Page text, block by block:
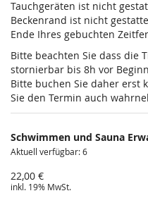
Tauchgeräten ist nicht
Beckenrand ist nicht
Ende Ihres gebuchten
Bitte beachten Sie dass die
stornierbar bis 8h vor
Bitte buchen Sie daher erst
Sie den Termin auch
Schwimmen und Sauna
Aktuell verfügbar: 6
22,00 €
inkl. 19% MwSt.